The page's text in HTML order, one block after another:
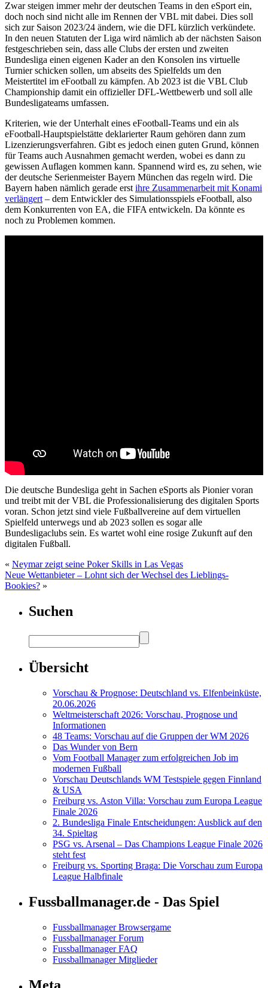
Zwar steigen immer mehr der deutschen Teams in den eSport ein,
doch noch sind nicht alle im Rennen der VBL mit dabei. Dies soll
sich zur Saison 2023/24 ändern, wie die DFL kürzlich verkündete.
In den neuen Statuten der Liga wird nämlich ab der nächsten Saison
festgeschrieben sein, dass alle Clubs der ersten und zweiten
Bundesliga einen eigenen Kader an den Konsolen ins virtuelle
Turnier schicken sollen, um abseits des Spielfelds um den
Meistertitel im eFootball zu kämpfen. Ab 2023 ist die VBL Club
Championship damit ein offizieller DFL-Wettbewerb und soll alle
Bundesligateams umfassen.
Kriterien, wie der Unterhalt eines eFootball-Teams und ein als
eFootball-Hauptspielstätte deklarierter Raum gehören dann zum
Lizenzierungsverfahren. Gibt es jedoch einen guten Grund, können
für Teams auch Ausnahmen gemacht werden, wobei es dann zu
gewissen Auflagen kommen kann. Spannend wird es, zu sehen, wie
der deutsche Serienmeister Bayern München das regeln wird. Die
Bayern haben nämlich gerade erst ihre Zusammenarbeit mit Konami
verlängert – dem Entwickler des Simulationsspiels eFootball, also
dem Konkurrenten von EA, die FIFA entwickeln. Da könnte es
noch zu Problemen kommen.
Die deutsche Bundesliga geht in Sachen eSports als Pionier voran
und treibt mit der VBL die Professionalisierung des digitalen Sports
voran. Schon jetzt sind viele Fußballvereine auf dem virtuellen
Spielfeld unterwegs und ab 2023 sollen es sogar alle
Bundesligaclubs sein. Es wartet wohl eine rosige Zukunft auf den
digitalen Fußball.
« Neymar zeigt seine Poker Skills in Las Vegas
Neue Wettanbieter – Lohnt sich der Wechsel des Lieblings-
Bookies? »
Suchen
Übersicht
Vorschau & Prognose: Deutschland vs. Elfenbeinküste,
20.06.2026
Weltmeisterschaft 2026: Vorschau, Prognose und
Informationen
48 Teams: Vorschau auf die Gruppen der WM 2026
Das Wunder von Bern
Vom Football Manager zum erfolgreichen Job im
modernen Fußball
Vorschau Deutschlands WM Testspiele gegen Finnland
& USA
Freiburg vs. Aston Villa: Vorschau zum Europa League
Finale 2026
2. Bundesliga Finale Entscheidungen: Ausblick auf den
34. Spieltag
PSG vs. Arsenal – Das Champions League Finale 2026
steht fest
Freiburg vs. Sporting Braga: Die Vorschau zum Europa
League Halbfinale
Fussballmanager.de - Das Spiel
Fussballmanager Browsergame
Fussballmanager Forum
Fussballmanager FAQ
Fussballmanager Mitglieder
Meta